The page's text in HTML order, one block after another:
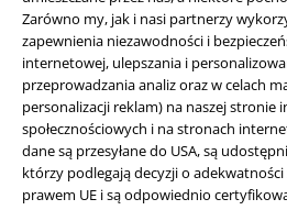
Zarówno my, jak i nasi partnerzy
zapewnienia niezawodności i
internetowej, ulepszania i
przeprowadzania analiz oraz w celach
personalizacji reklam) na naszej stronie
społecznościowych i na stronach
dane są przesyłane do USA, są
którzy podlegają decyzji o
prawem UE i są odpowiednio
Informacje prawne
Regulamin
Dane firmy